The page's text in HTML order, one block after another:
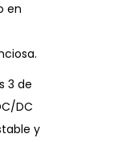
en
3 de
DC
y